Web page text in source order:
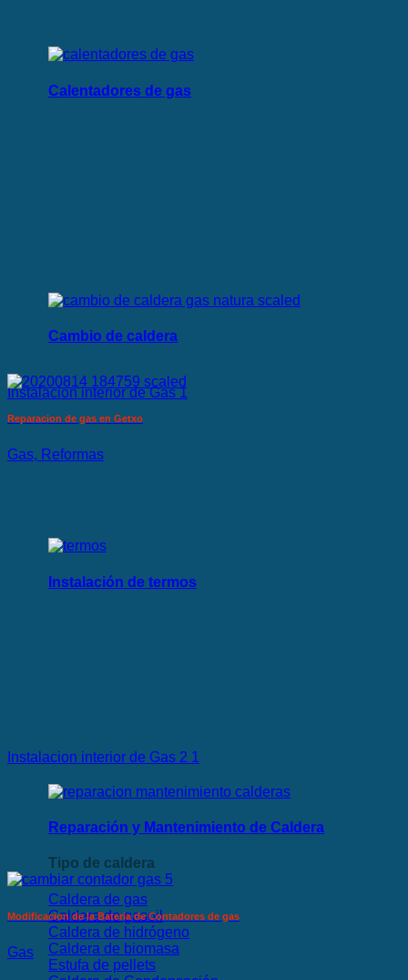
Calentadores de gas
Cambio de caldera
Instalación de termos
Reparación y Mantenimiento de Caldera
Tipo de caldera
Caldera de gas
Caldera de gasoil
Caldera de hidrógeno
Caldera de biomasa
Estufa de pellets
Instalacion interior de Gas 1
Instalacion interior de Gas 2 1
Reparacion de gas en Getxo
Gas, Reformas
Modificacion de la Bateria de Contadores de gas
Gas